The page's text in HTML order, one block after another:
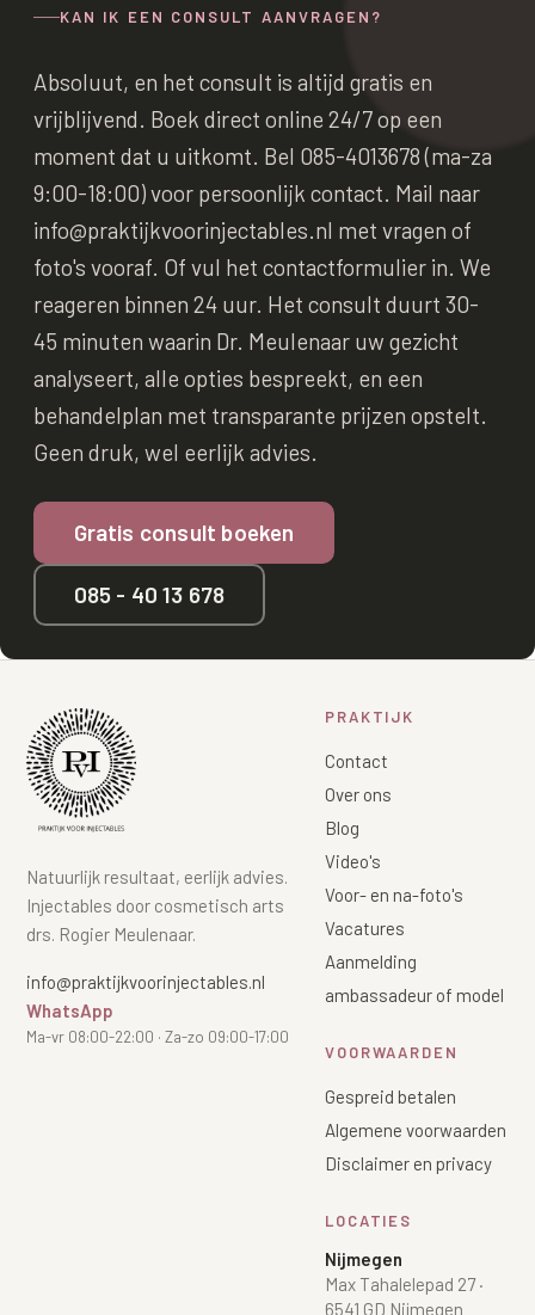
KAN IK EEN CONSULT AANVRAGEN?
Absoluut, en het consult is altijd gratis en
vrijblijvend. Boek direct online 24/7 op een
moment dat u uitkomt. Bel 085-4013678 (ma-za
9:00-18:00) voor persoonlijk contact. Mail naar
info@praktijkvoorinjectables.nl met vragen of
foto's vooraf. Of vul het contactformulier in. We
reageren binnen 24 uur. Het consult duurt 30-
45 minuten waarin Dr. Meulenaar uw gezicht
analyseert, alle opties bespreekt, en een
behandelplan met transparante prijzen opstelt.
Geen druk, wel eerlijk advies.
Gratis consult boeken
085 - 40 13 678
Natuurlijk resultaat, eerlijk advies.
Injectables door cosmetisch arts
drs. Rogier Meulenaar.
info@praktijkvoorinjectables.nl
WhatsApp
Ma-vr 08:00-22:00 · Za-zo 09:00-17:00
PRAKTIJK
Contact
Over ons
Blog
Video's
Voor- en na-foto's
Vacatures
Aanmelding
ambassadeur of model
VOORWAARDEN
Gespreid betalen
Algemene voorwaarden
Disclaimer en privacy
LOCATIES
Nijmegen
Max Tahalelepad 27·
6541 GD Nijmegen